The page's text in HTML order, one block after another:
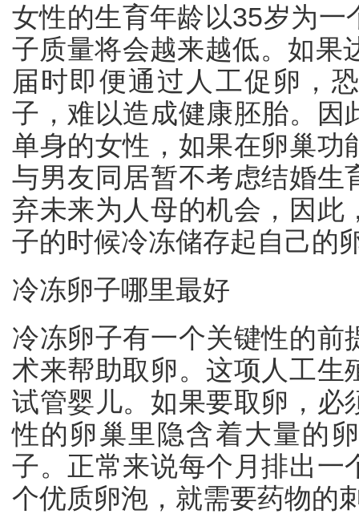
女性的生育年龄以35岁为一
子质量将会越来越低。如果
届时即便通过人工促卵，
子，难以造成健康胚胎。因
单身的女性，如果在卵巢功
与男友同居暂不考虑结婚生
弃未来为人母的机会，因此
子的时候冷冻储存起自己的
冷冻卵子哪里最好
冷冻卵子有一个关键性的前
术来帮助取卵。这项人工生
试管婴儿。如果要取卵，必
性的卵巢里隐含着大量的
子。正常来说每个月排出一
个优质卵泡，就需要药物的